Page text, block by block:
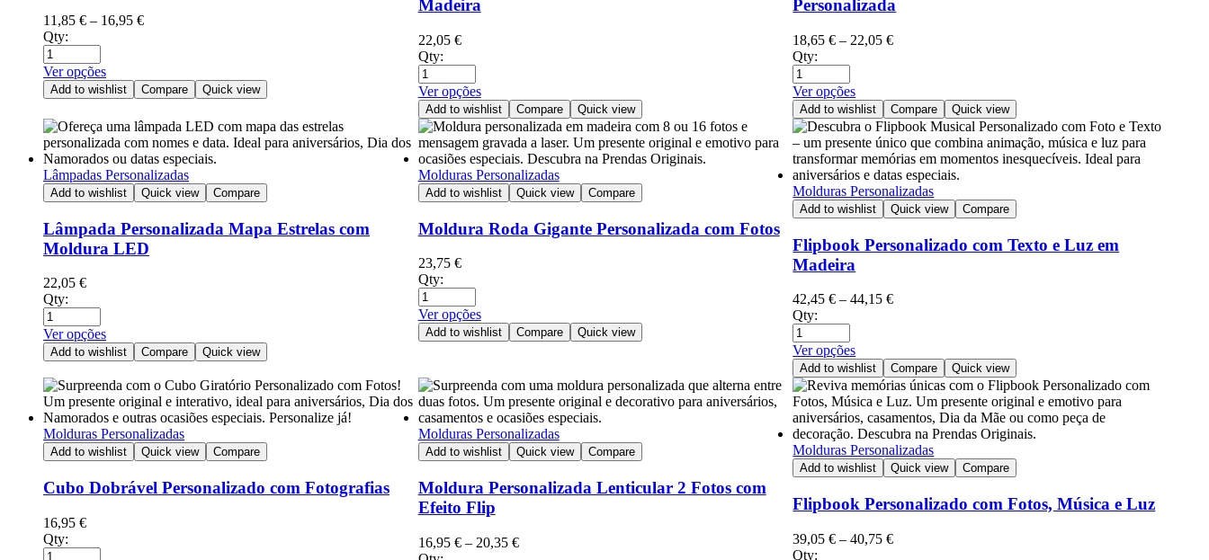
11,85 € – 16,95 €
Qty:
Ver opções
Add to wishlist Compare Quick view
Madeira
22,05 €
Qty:
Ver opções
Add to wishlist Compare Quick view
Personalizada
18,65€ – 22,05€
Qty:
Ver opções
Add to wishlist Compare Quick view
Lâmpadas Personalizadas
Add to wishlist Quick view Compare
Lâmpada Personalizada Mapa Estrelas com
Moldura LED
22,05 €
Qty:
Ver opções
Add to wishlist Compare Quick view
Molduras Personalizadas
Add to wishlist Quick view Compare
Moldura Roda Gigante Personalizada com Fotos
23,75 €
Qty:
Ver opções
Add to wishlist Compare Quick view
Molduras Personalizadas
Add to wishlist Quick view Compare
Flipbook Personalizado com Texto e Luz em
Madeira
42,45€ –44,15€
Qty:
Ver opções
Add to wishlist Compare Quick view
Molduras Personalizadas
Add to wishlist Quick view Compare
Cubo Dobrável Personalizado com Fotografias
16,95 €
Qty:
Molduras Personalizadas
Add to wishlist Quick view Compare
Moldura Personalizada Lenticular 2 Fotos com
Efeito Flip
16,95 €– 20,35 €
Molduras Personalizadas
Add to wishlist Quick view Compare
Flipbook Personalizado com Fotos, Música e Luz
39,05€ –40,75€
Qty: